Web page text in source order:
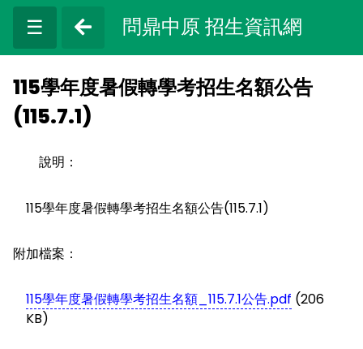
☰ 問鼎中原 招生資訊網
115學年度暑假轉學考招生名額公告
(115.7.1)
說明：
115學年度暑假轉學考招生名額公告(115.7.1)
附加檔案：
115學年度暑假轉學考招生名額_115.7.1公告.pdf (206
KB)